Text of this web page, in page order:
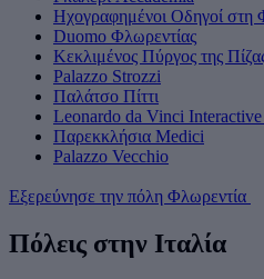
Ηχογραφημένοι Οδηγοί στη
Duomo Φλωρεντίας
Κεκλιμένος Πύργος της
Palazzo Strozzi
Παλάτσο Πίττι
Leonardo da Vinci
Παρεκκλήσια Medici
Palazzo Vecchio
Εξερεύνησε την πόλη Φλωρεντία
Πόλεις στην Ιταλία